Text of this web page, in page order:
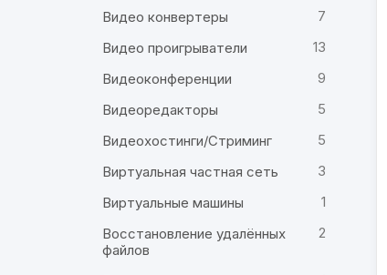
Видео конвертеры
7
Видео проигрыватели
13
Видеоконференции
9
Видеоредакторы
5
Видеохостинги/Стриминг
5
Виртуальная частная сеть
3
Виртуальные машины
1
Восстановление удалённых
файлов
2